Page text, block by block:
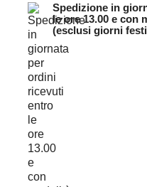
Spedizione in
le ore 13.00 e con
(esclusi giorni